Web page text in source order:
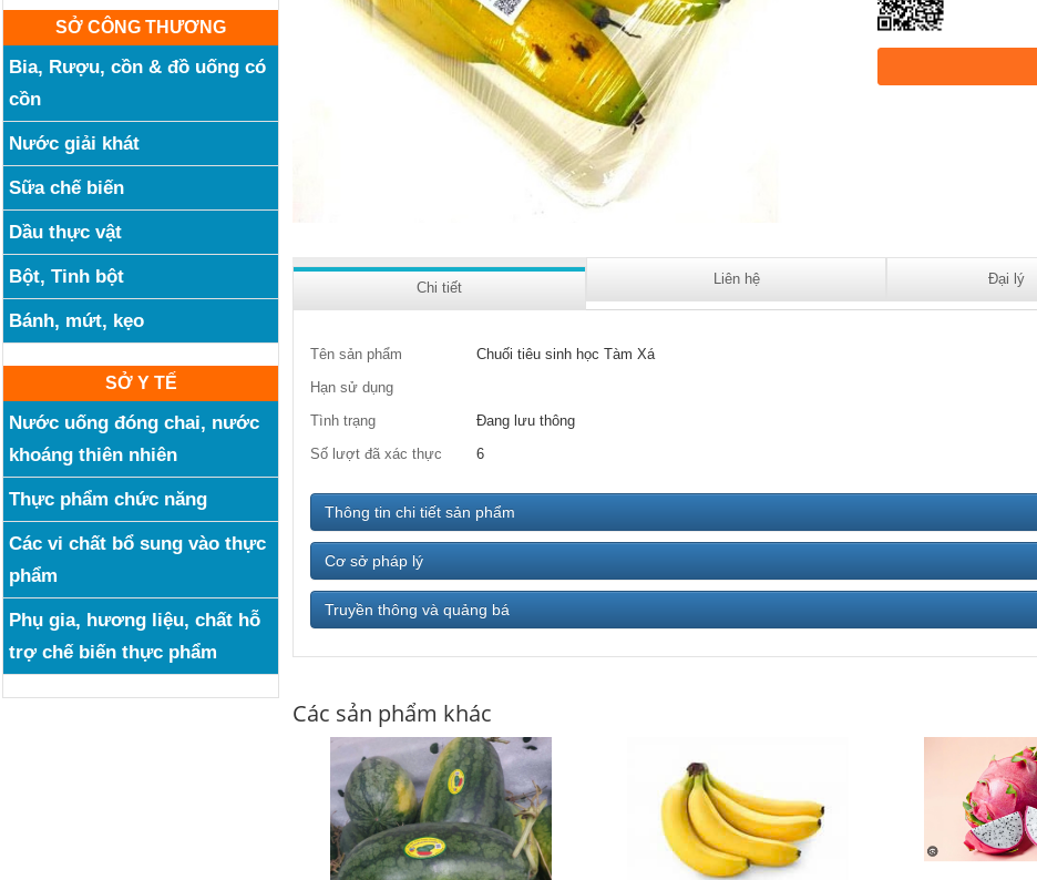
SỞ CÔNG THƯƠNG
Bia, Rượu, cồn & đồ uống có
cồn
Nước giải khát
Sữa chế biến
Dầu thực vật
Bột, Tinh bột
Bánh, mứt, kẹo
SỞ Y TẾ
Nước uống đóng chai, nước
khoáng thiên nhiên
Thực phẩm chức năng
Các vi chất bổ sung vào thực
phẩm
Phụ gia, hương liệu, chất hỗ
trợ chế biến thực phẩm
Chi tiết
Liên hệ Đại lý
Tên sản phẩm
Chuối tiêu sinh học Tàm Xá
Hạn sử dụng
Tình trạng
Đang lưu thông
Số lượt đã xác thực
6
Thông tin chi tiết sản phẩm
Cơ sở pháp lý
Truyền thông và quảng bá
Các sản phẩm khác